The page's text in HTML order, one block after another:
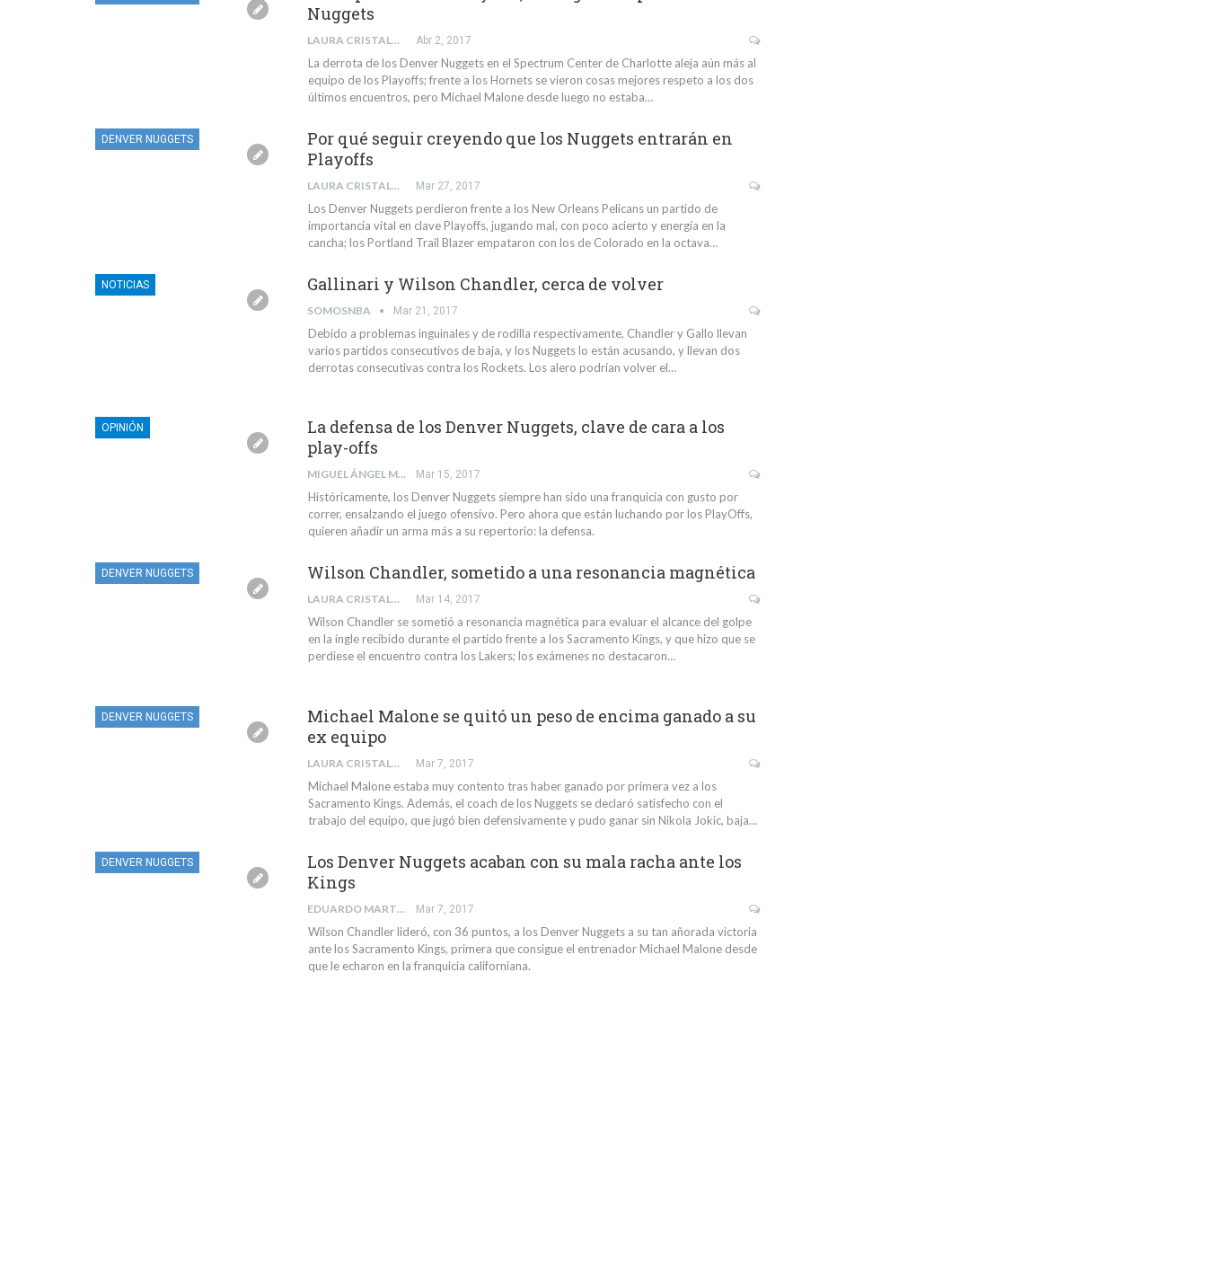
Nuggets
LAURA CRISTALDI Abr 2, 2017
La derrota de los Denver Nuggets en el Spectrum Center de Charlotte aleja aún más al
equipo de los Playoffs; frente a los Hornets se vieron cosas mejores respeto a los dos
últimos encuentros, pero Michael Malone desde luego no estaba…
DENVER NUGGETS
Por qué seguir creyendo que los Nuggets entrarán en
Playoffs
LAURA CRISTALDI Mar 27, 2017
Los Denver Nuggets perdieron frente a los New Orleans Pelicans un partido de
importancia vital en clave Playoffs, jugando mal, con poco acierto y energía en la
cancha; los Portland Trail Blazer empataron con los de Colorado en la octava…
NOTICIAS Gallinari y Wilson Chandler, cerca de volver
SOMOSNBA Mar 21, 2017
Debido a problemas inguinales y de rodilla respectivamente, Chandler y Gallo llevan
varios partidos consecutivos de baja, y los Nuggets lo están acusando, y llevan dos
derrotas consecutivas contra los Rockets. Los alero podrían volver el…
OPINIÓN
La defensa de los Denver Nuggets, clave de cara a los
play-offs
MIGUEL ÁNGEL MUÑOZ Mar 15, 2017
Históricamente, los Denver Nuggets siempre han sido una franquicia con gusto por
correr, ensalzando el juego ofensivo. Pero ahora que están luchando por los PlayOffs,
quieren añadir un arma más a su repertorio: la defensa.
DENVER NUGGETS Wilson Chandler, sometido a una resonancia magnética
LAURA CRISTALDI Mar 14, 2017
Wilson Chandler se sometió a resonancia magnética para evaluar el alcance del golpe
en la ingle recibido durante el partido frente a los Sacramento Kings, y que hizo que se
perdiese el encuentro contra los Lakers; los exámenes no destacaron…
DENVER NUGGETS
Michael Malone se quitó un peso de encima ganado a su
ex equipo
LAURA CRISTALDI Mar 7, 2017
Michael Malone estaba muy contento tras haber ganado por primera vez a los
Sacramento Kings. Además, el coach de los Nuggets se declaró satisfecho con el
trabajo del equipo, que jugó bien defensivamente y pudo ganar sin Nikola Jokic, baja…
DENVER NUGGETS
Los Denver Nuggets acaban con su mala racha ante los
Kings
EDUARDO MARTIN SANCHEZ Mar 7, 2017
Wilson Chandler lideró, con 36 puntos, a los Denver Nuggets a su tan añorada victoria
ante los Sacramento Kings, primera que consigue el entrenador Michael Malone desde
que le echaron en la franquicia californiana.